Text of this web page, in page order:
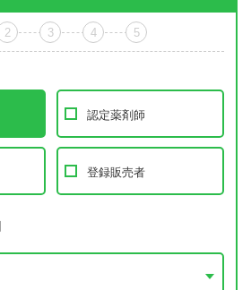
2 3 4 5
認定薬剤師
登録販売者